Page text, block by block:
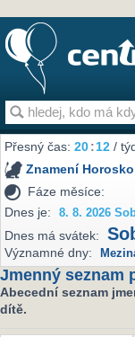
Přesný čas:20:12 /
Znamení
Fáze měsíce:
Dnes je:
8. 8. 2026
Dnes má svátek:
Významné dny:
Jmenný seznam
Abecední seznam
dítě.